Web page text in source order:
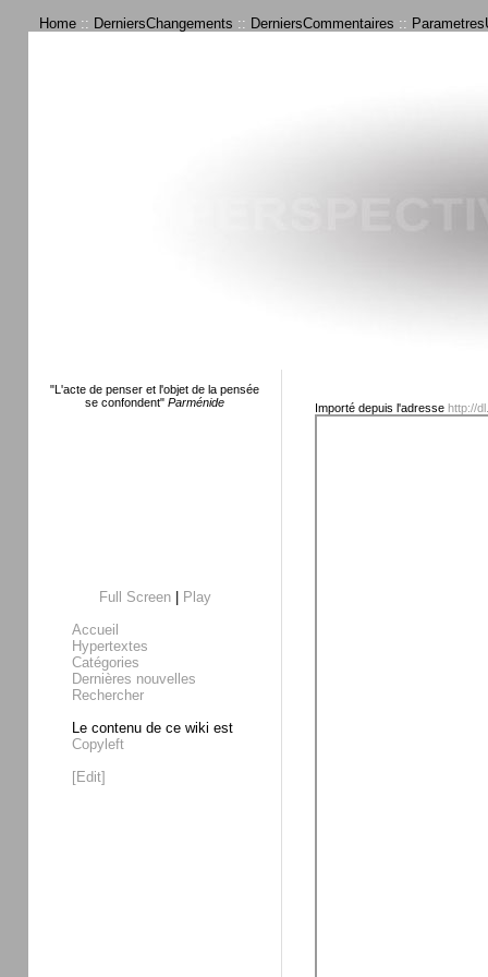
Home :: DerniersChangements :: DerniersCommentaires ::
"L'acte de penser et l'objet de la pensée
se confondent" Parménide
Full Screen|
Play
Accueil
Hypertextes
Catégories
Dernières nouvelles
Rechercher
Le contenu de ce wiki est
Copyleft
[Edit]
Importé depuis l'adresse http://